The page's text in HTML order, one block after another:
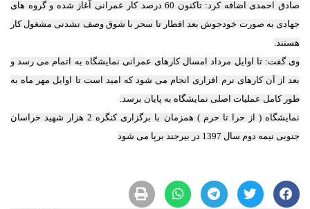
صادق احمدی اضافه کرد: تاکنون 60 درصد کار عمرانی آغاز شده و گروه های
جهادی به صورت خودجوش بعد افطار تا سحر با شوق وصف نشدنی مشغول کار
هستند.
وی گفت: تا اوایل مرداد امسال کارهای عمرانی نمایشگاه به اتمام می رسد و
بعد از آن کارهای نرم افزاری انجام می شود که امید است تا اوایل مهر ماه به
طور کامل عملیات اصلی نمایشگاه به پایان برسد.
نمایشگاه ( از حرا تا حرم ) همزمان با برگزاری کنگره 2 هزار شهید خراسان
جنوبی نیمه دوم سال 1397 در بیرجند برپا می شود